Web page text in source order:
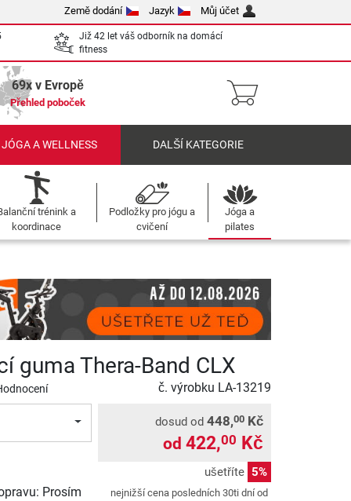
Země dodání Jazyk Můj účet
Již 42 let váš odborník na domácí
fitness
69x v Evropě
Přehled poboček
A WELLNESS DALŠÍ KATEGORIE
trénink a
koordinace
Podložky pro jógu a
cvičení
Jóga a
pilates
guma Thera-Band CLX
č. výrobku LA-13219
Prosím
dosud od 448,00 Kč
od 422,00 Kč
ušetříte 5%
nejnižší cena posledních 30ti dní od